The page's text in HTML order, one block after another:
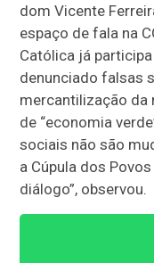
dom Vicente
espaço de fala na
Católica já
denunciado falsas
mercantilização da
de “economia
sociais não são
a Cúpula dos
diálogo”, observou.